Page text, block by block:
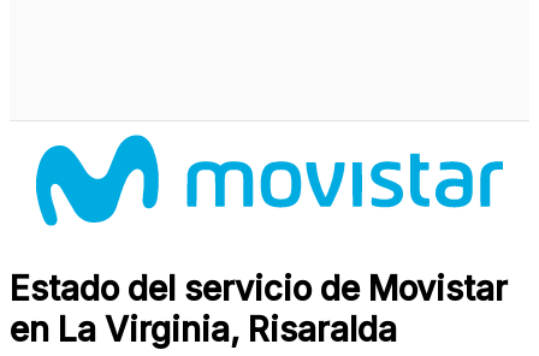
Estado del servicio de Movistar
en La Virginia, Risaralda